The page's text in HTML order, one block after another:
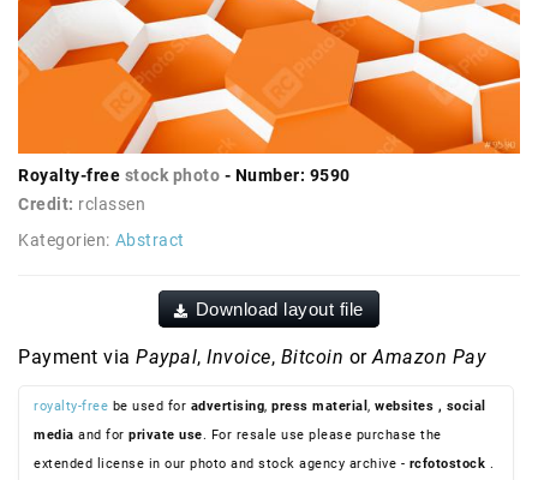
Royalty-free stock photo - Number: 9590
Credit: rclassen
Kategorien: Abstract
Download layout file
Payment via Paypal, Invoice, Bitcoin orAmazon Pay
royalty-free be used for advertising, press material , websites , social
media and for private use. For resale use please purchase the
extended license in our photo and stock agency archive - rcfotostock .